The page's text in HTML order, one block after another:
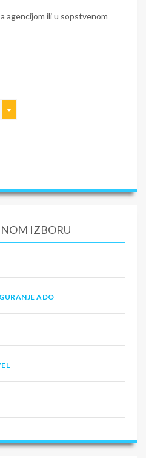
agencijom ili u sopstvenom
IZBORU
ADO